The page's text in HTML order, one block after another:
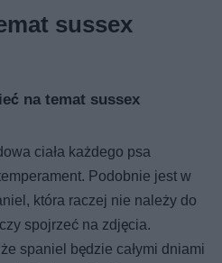
sussex
na temat sussex
ciała każdego psa
Podobnie jest w
która raczej nie należy do
spojrzeć na zdjęcia.
spaniel będzie całymi dniami